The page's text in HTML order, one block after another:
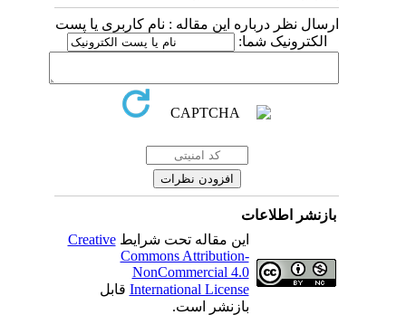
ارسال نظر درباره این مقاله : نام کاربری یا پست
الکترونیک شما:
بازنشر اطلاعات
این مقاله تحت شرایطCreative
Commons Attribution-
NonCommercial 4.0
International Licenseقابل
بازنشر است.